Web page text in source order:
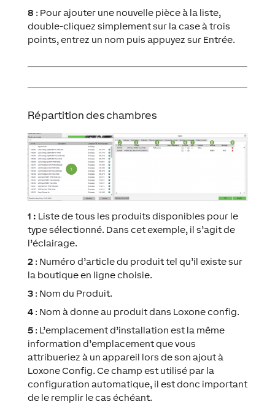
8 : Pour ajouter une nouvelle pièce à la liste,
double-cliquez simplement sur la case à trois
points, entrez un nom puis appuyez sur Entrée.
Répartition des chambres
1 : Liste de tous les produits disponibles pour le
type sélectionné. Dans cet exemple, il s’agit de
l’éclairage.
2: Numéro d’article du produit tel qu’il existe sur
la boutique en ligne choisie.
3: Nom du Produit.
4: Nom à donne au produit dans Loxone config.
5: L’emplacement d’installation est la même
information d’emplacement que vous
attribueriez à un appareil lors de son ajout à
Loxone Config. Ce champ est utilisé par la
configuration automatique, il est donc important
de le remplir le cas échéant.